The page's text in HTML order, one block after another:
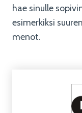
hae sinulle
esimerkiksi
menot.